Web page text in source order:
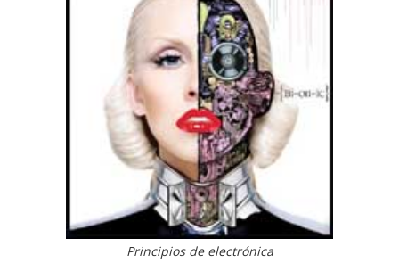
Principios de electrónica